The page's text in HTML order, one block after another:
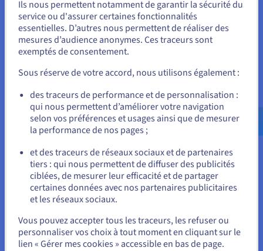
Vous semblez être localisé en États-
Unis.
Pour commander, rendez-vous sur le site de votre pays (États-
Allez sur le site États-Unis
us.ovhcloud.com/
Anglais USD - $
ou
Rester sur le site actuel
Sélectionner un autre site web
Ils nous permettent notamment de garantir la sécurité du
service ou d'assurer certaines fonctionnalités
essentielles. D’autres nous permettent de réaliser des
mesures d’audience anonymes. Ces traceurs sont
exemptés de consentement.
Sous réserve de votre accord, nous utilisons également :
des traceurs de performance et de personnalisation :
qui nous permettent d’améliorer votre navigation
selon vos préférences et usages ainsi que de mesurer
la performance de nos pages ;
et des traceurs de réseaux sociaux et de partenaires
tiers : qui nous permettent de diffuser des publicités
ciblées, de mesurer leur efficacité et de partager
certaines données avec nos partenaires publicitaires
et les réseaux sociaux.
Vous pouvez accepter tous les traceurs, les refuser ou
personnaliser vos choix à tout moment en cliquant sur le
lien « Gérer mes cookies » accessible en bas de page.